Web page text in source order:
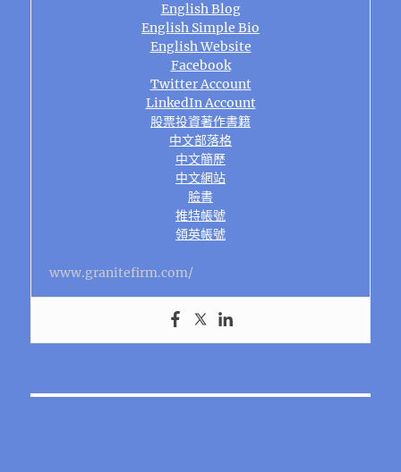
English Blog
English Simple Bio
English Website
Facebook
Twitter Account
LinkedIn Account
股票投資著作書籍
中文部落格
中文簡歷
中文網站
臉書
推特帳號
領英帳號
www.granitefirm.com/